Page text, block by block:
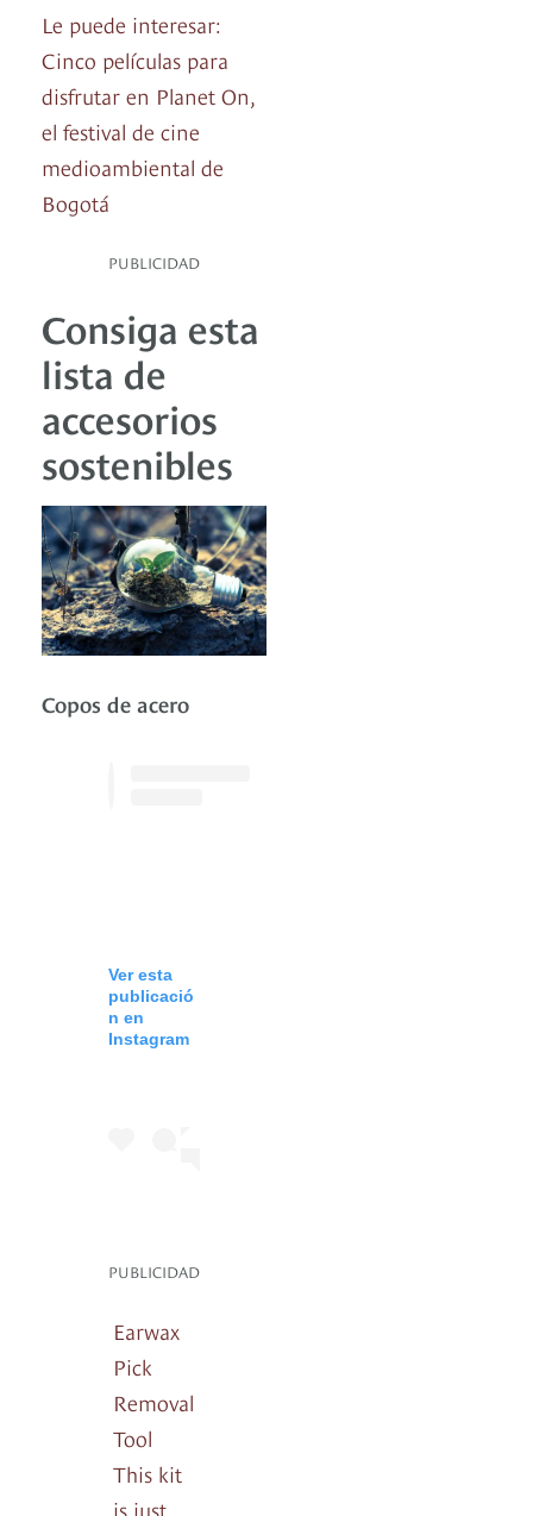
Le puede interesar:
Cinco películas para
disfrutar en Planet On,
el festival de cine
medioambiental de
Bogotá
PUBLICIDAD
Consiga esta
lista de
accesorios
sostenibles
Copos de acero
Ver esta
publicació
n en
Instagram
PUBLICIDAD
Earwax
Pick
Removal
Tool
This kit
is just